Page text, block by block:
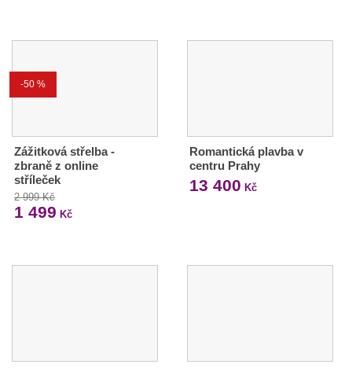
-50 %
Zážitková střelba -
zbraně z online
stříleček
2 999 Kč
1 499 Kč
Romantická plavba v
centru Prahy
13 400 Kč